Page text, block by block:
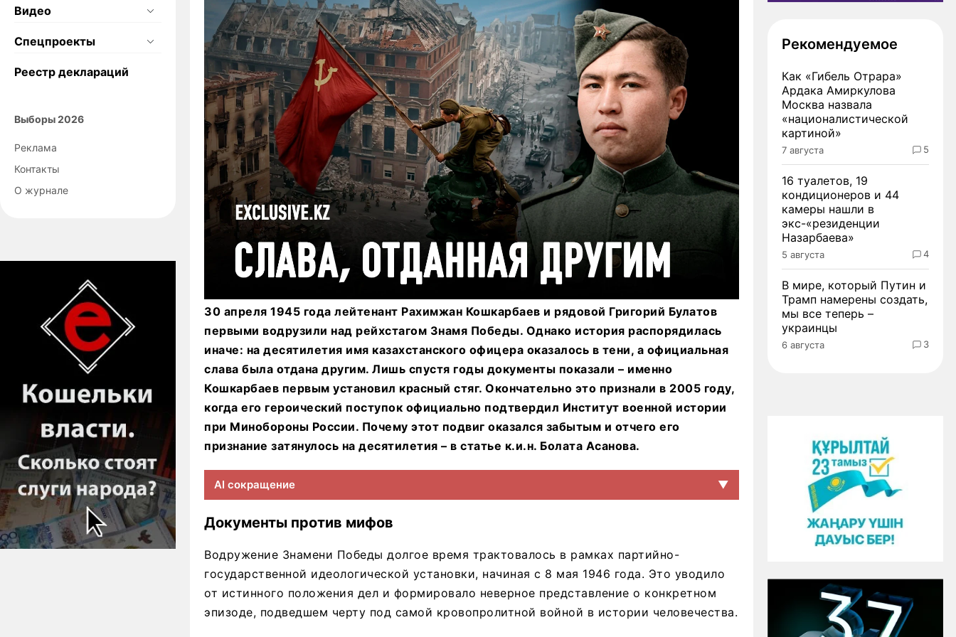
Видео
Спецпроекты
Реестр деклараций
Выборы 2026
Реклама
Контакты
О журнале
30 апреля 1945 года лейтенант Рахимжан Кошкарбаев и рядовой Григорий Булатов
первыми водрузили над рейхстагом Знамя Победы. Однако история распорядилась
иначе: на десятилетия имя казахстанского офицера оказалось в тени, а официальная
слава была отдана другим. Лишь спустя годы документы показали – именно
Кошкарбаев первым установил красный стяг. Окончательно это признали в 2005 году,
когда его героический поступок официально подтвердил Институт военной истории
при Минобороны России. Почему этот подвиг оказался забытым и отчего его
признание затянулось на десятилетия – в статье к.и.н. Болата Асанова.
AI сокращение ▼
Документы против мифов
Водружение Знамени Победы долгое время трактовалось в рамках партийно-
государственной идеологической установки, начиная с 8 мая 1946 года. Это уводило
от истинного положения дел и формировало неверное представление о конкретном
эпизоде, подведшем черту под самой кровопролитной войной в истории человечества.
Рекомендуемое
Как «Гибель Отрара»
Ардака Амиркулова
Москва назвала
«националистической
картиной»
7 августа 5
16 туалетов, 19
кондиционеров и 44
камеры нашли в
экс-«резиденции
Назарбаева»
5 августа 4
В мире, который Путин и
Трамп намерены создать,
мы все теперь –
украинцы
6 августа 3